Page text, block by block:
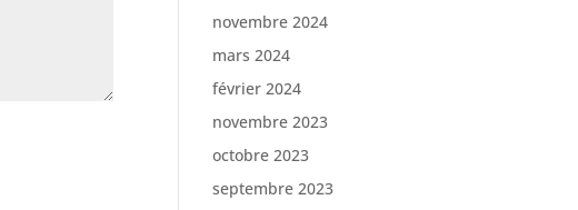
novembre 2024
mars 2024
février 2024
novembre 2023
octobre 2023
septembre 2023